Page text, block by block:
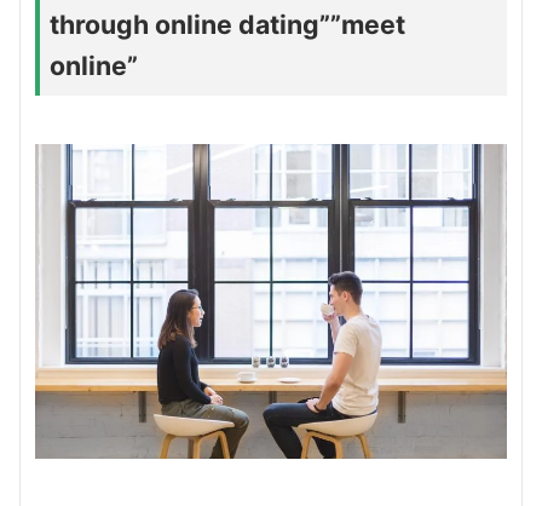
through online dating””meet
online”